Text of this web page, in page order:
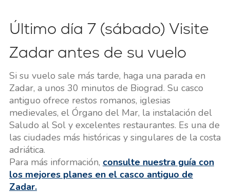
Último día 7 (sábado) Visite
Zadar antes de su vuelo
Si su vuelo sale más tarde, haga una parada en
Zadar, a unos 30 minutos de Biograd. Su casco
antiguo ofrece restos romanos, iglesias
medievales, el Órgano del Mar, la instalación del
Saludo al Sol y excelentes restaurantes. Es una de
las ciudades más históricas y singulares de la costa
adriática.
Para más información, consulte nuestra guía con
los mejores planes en el casco antiguo de
Zadar.